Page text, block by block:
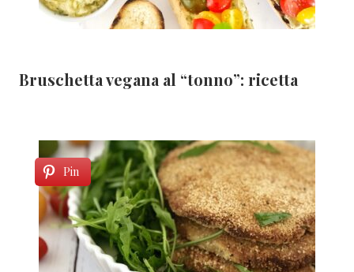
Bruschetta vegana al “tonno”: ricetta
Pin